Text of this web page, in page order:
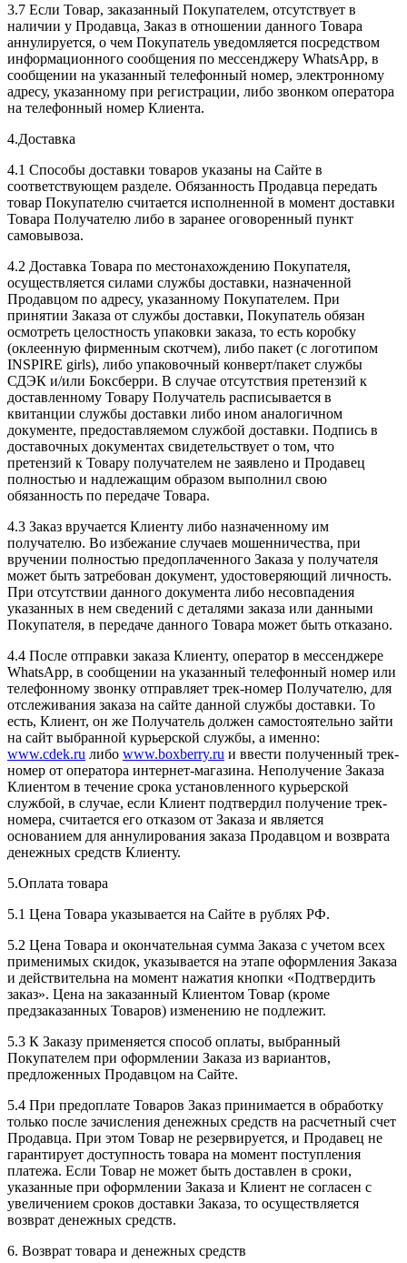
3.7 Если Товар, заказанный Покупателем, отсутствует в
наличии у Продавца, Заказ в отношении данного Товара
аннулируется, о чем Покупатель уведомляется посредством
информационного сообщения по мессенджеру WhatsApp, в
сообщении на указанный телефонный номер, электронному
адресу, указанному при регистрации, либо звонком оператора
на телефонный номер Клиента.
4.Доставка
4.1 Способы доставки товаров указаны на Сайте в
соответствующем разделе. Обязанность Продавца передать
товар Покупателю считается исполненной в момент доставки
Товара Получателю либо в заранее оговоренный пункт
самовывоза.
4.2 Доставка Товара по местонахождению Покупателя,
осуществляется силами службы доставки, назначенной
Продавцом по адресу, указанному Покупателем. При
принятии Заказа от службы доставки, Покупатель обязан
осмотреть целостность упаковки заказа, то есть коробку
(оклеенную фирменным скотчем), либо пакет (с логотипом
INSPIRE girls), либо упаковочный конверт/пакет службы
СДЭК и/или Боксберри. В случае отсутствия претензий к
доставленному Товару Получатель расписывается в
квитанции службы доставки либо ином аналогичном
документе, предоставляемом службой доставки. Подпись в
доставочных документах свидетельствует о том, что
претензий к Товару получателем не заявлено и Продавец
полностью и надлежащим образом выполнил свою
обязанность по передаче Товара.
4.3 Заказ вручается Клиенту либо назначенному им
получателю. Во избежание случаев мошенничества, при
вручении полностью предоплаченного Заказа у получателя
может быть затребован документ, удостоверяющий личность.
При отсутствии данного документа либо несовпадения
указанных в нем сведений с деталями заказа или данными
Покупателя, в передаче данного Товара может быть отказано.
4.4 После отправки заказа Клиенту, оператор в мессенджере
WhatsApp, в сообщении на указанный телефонный номер или
телефонному звонку отправляет трек-номер Получателю, для
отслеживания заказа на сайте данной службы доставки. То
есть, Клиент, он же Получатель должен самостоятельно зайти
на сайт выбранной курьерской службы, а именно:
www.cdek.ru либо www.boxberry.ru и ввести полученный трек-
номер от оператора интернет-магазина. Неполучение Заказа
Клиентом в течение срока установленного курьерской
службой, в случае, если Клиент подтвердил получение трек-
номера, считается его отказом от Заказа и является
основанием для аннулирования заказа Продавцом и возврата
денежных средств Клиенту.
5.Оплата товара
5.1 Цена Товара указывается на Сайте в рублях РФ.
5.2 Цена Товара и окончательная сумма Заказа с учетом всех
применимых скидок, указывается на этапе оформления Заказа
и действительна на момент нажатия кнопки «Подтвердить
заказ». Цена на заказанный Клиентом Товар (кроме
предзаказанных Товаров) изменению не подлежит.
5.3 К Заказу применяется способ оплаты, выбранный
Покупателем при оформлении Заказа из вариантов,
предложенных Продавцом на Сайте.
5.4 При предоплате Товаров Заказ принимается в обработку
только после зачисления денежных средств на расчетный счет
Продавца. При этом Товар не резервируется, и Продавец не
гарантирует доступность товара на момент поступления
платежа. Если Товар не может быть доставлен в сроки,
указанные при оформлении Заказа и Клиент не согласен с
увеличением сроков доставки Заказа, то осуществляется
возврат денежных средств.
6. Возврат товара и денежных средств